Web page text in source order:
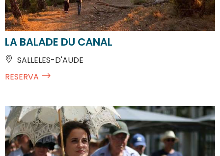
LA BALADE DU CANAL
SALLELES-D'AUDE
RESERVA